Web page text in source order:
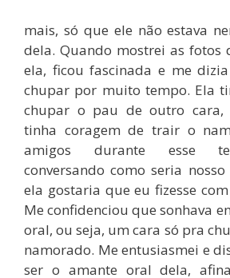
mais, só que ele não estava
dela. Quando mostrei as fotos
ela, ficou fascinada e me
chupar por muito tempo. Ela
chupar o pau de outro cara,
tinha coragem de trair o
amigos durante esse
conversando como seria
ela gostaria que eu fizesse
Me confidenciou que sonhava
oral, ou seja, um cara só pra
namorado. Me entusiasmei e
ser o amante oral dela,